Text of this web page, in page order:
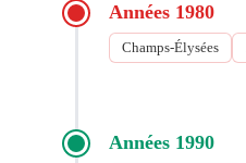
Années 1980
Champs-Élysées
Années 1990